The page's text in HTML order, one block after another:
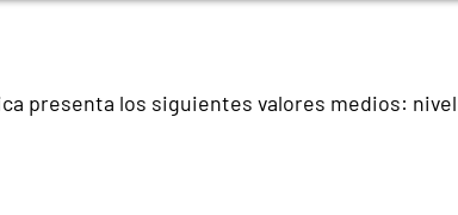
presenta los siguientes valores medios: